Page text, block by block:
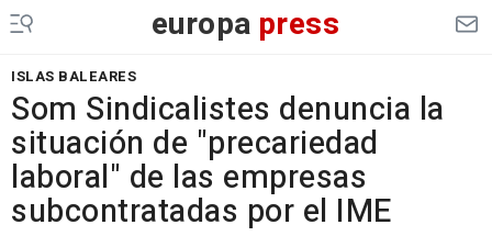
europa press
ISLAS BALEARES
Som Sindicalistes denuncia la
situación de "precariedad
laboral" de las empresas
subcontratadas por el IME